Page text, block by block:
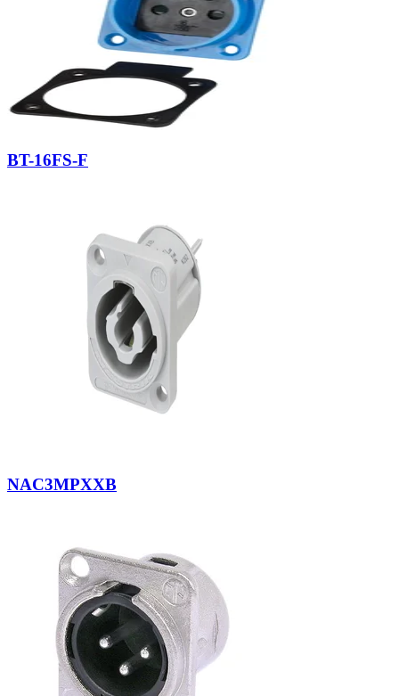
BT-16FS-F
NAC3MPXXB